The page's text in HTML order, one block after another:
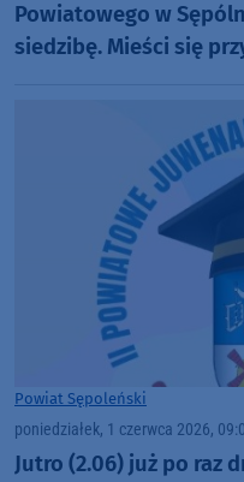
Powiatowego w
siedzibę. Mieści się
Powiat Sępoleński
poniedziałek, 1 czerwca 2026,
Jutro (2.06) już po raz